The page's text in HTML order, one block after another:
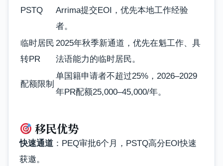
PSTQ
Arrima提交EOI，优先本地工作经验
者。
临时居民
转PR
2025年秋季新通道，优先在魁工作、具
法语能力的临时居民。
配额限制
单国籍申请者不超过25%，2026–2029
年PR配额25,000–45,000/年。
移民优势
快速通道 ：PEQ审批6个月，PSTQ高分EOI快速
获邀。